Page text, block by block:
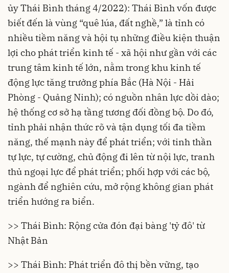
ủy Thái Bình tháng 4/2022): Thái Bình vốn được
biết đến là vùng “quê lúa, đất nghề,” là tỉnh có
nhiều tiềm năng và hội tụ những điều kiện thuận
lợi cho phát triển kinh tế - xã hội như gần với các
trung tâm kinh tế lớn, nằm trong khu kinh tế
động lực tăng trưởng phía Bắc (Hà Nội - Hải
Phòng - Quảng Ninh); có nguồn nhân lực dồi dào;
hệ thống cơ sở hạ tầng tương đối đồng bộ. Do đó,
tỉnh phải nhận thức rõ và tận dụng tối đa tiềm
năng, thế mạnh này để phát triển; với tinh thần
tự lực, tự cường, chủ động đi lên từ nội lực, tranh
thủ ngoại lực để phát triển; phối hợp với các bộ,
ngành để nghiên cứu, mở rộng không gian phát
triển hướng ra biển.
>> Thái Bình: Rộng cửa đón đại bàng 'tỷ đô' từ
Nhật Bản
>> Thái Bình: Phát triển đô thị bền vững, tạo